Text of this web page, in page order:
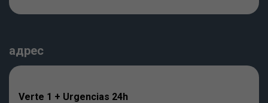
адрес
Verte 1 + Urgencias 24h